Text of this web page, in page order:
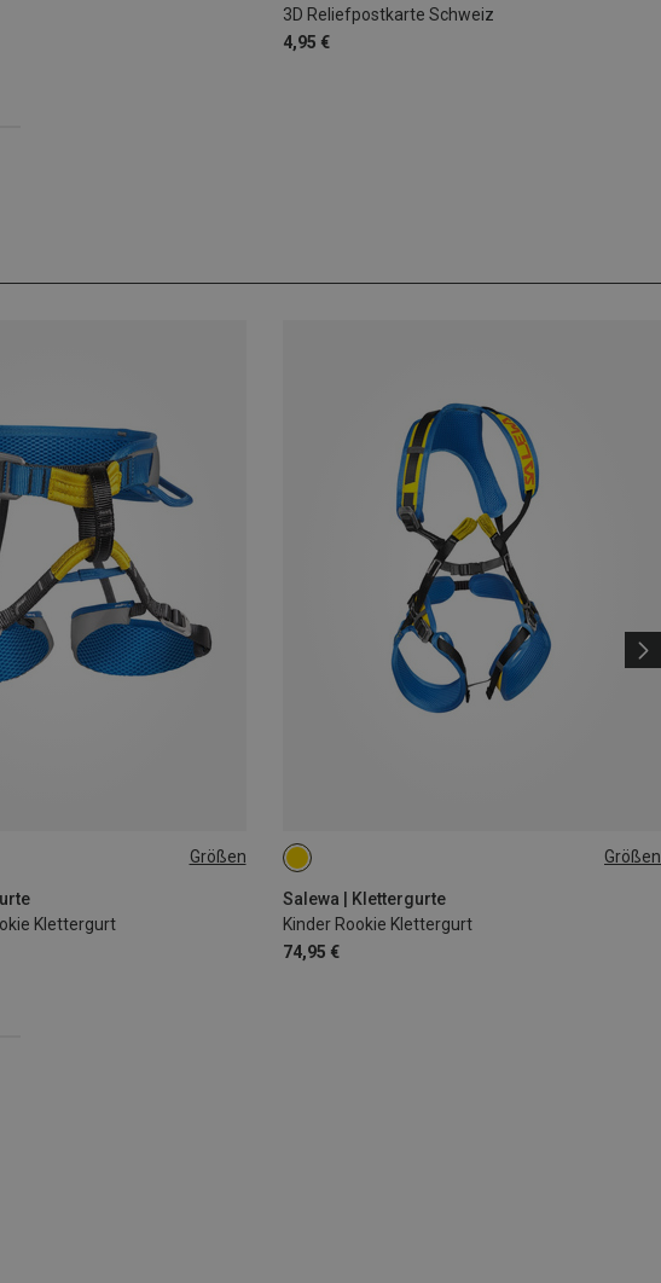
3D Reliefpostkarte Schweiz
4,95 €
Größen
Klettergurt
Größen
Salewa | Klettergurte
Kinder Rookie Klettergurt
74,95 €
ONE SIZE